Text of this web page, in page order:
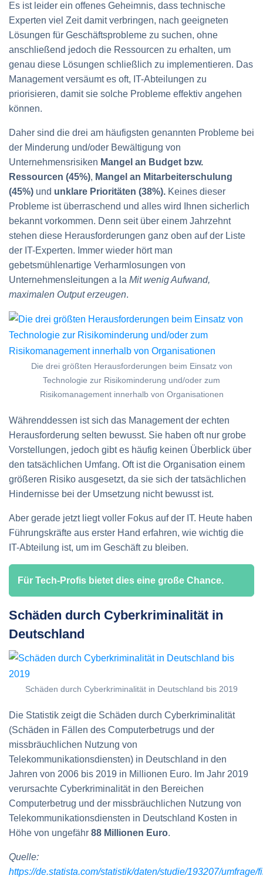
Es ist leider ein offenes Geheimnis, dass technische
Experten viel Zeit damit verbringen, nach geeigneten
Lösungen für Geschäftsprobleme zu suchen, ohne
anschließend jedoch die Ressourcen zu erhalten, um
genau diese Lösungen schließlich zu implementieren. Das
Management versäumt es oft, IT-Abteilungen zu
priorisieren, damit sie solche Probleme effektiv angehen
können.
Daher sind die drei am häufigsten genannten Probleme bei
der Minderung und/oder Bewältigung von
Unternehmensrisiken Mangel an Budget bzw.
Ressourcen (45%), Mangel an Mitarbeiterschulung
(45%) und unklare Prioritäten (38%). Keines dieser
Probleme ist überraschend und alles wird Ihnen sicherlich
bekannt vorkommen. Denn seit über einem Jahrzehnt
stehen diese Herausforderungen ganz oben auf der Liste
der IT-Experten. Immer wieder hört man
gebetsmühlenartige Verharmlosungen von
Unternehmensleitungen a la Mit wenig Aufwand,
maximalen Output erzeugen.
Die drei größten Herausforderungen beim Einsatz von
Technologie zur Risikominderung und/oder zum
Risikomanagement innerhalb von Organisationen
Währenddessen ist sich das Management der echten
Herausforderung selten bewusst. Sie haben oft nur grobe
Vorstellungen, jedoch gibt es häufig keinen Überblick über
den tatsächlichen Umfang. Oft ist die Organisation einem
größeren Risiko ausgesetzt, da sie sich der tatsächlichen
Hindernisse bei der Umsetzung nicht bewusst ist.
Aber gerade jetzt liegt voller Fokus auf der IT. Heute haben
Führungskräfte aus erster Hand erfahren, wie wichtig die
IT-Abteilung ist, um im Geschäft zu bleiben.
Für Tech-Profis bietet dies eine große Chance.
Schäden durch Cyberkriminalität in
Deutschland
Schäden durch Cyberkriminalität in Deutschland bis 2019
Die Statistik zeigt die Schäden durch Cyberkriminalität
(Schäden in Fällen des Computerbetrugs und der
missbräuchlichen Nutzung von
Telekommunikationsdiensten) in Deutschland in den
Jahren von 2006 bis 2019 in Millionen Euro. Im Jahr 2019
verursachte Cyberkriminalität in den Bereichen
Computerbetrug und der missbräuchlichen Nutzung von
Telekommunikationsdiensten in Deutschland Kosten in
Höhe von ungefähr 88 Millionen Euro.
Quelle:
https://de.statista.com/statistik/daten/studie/193207/umfrage/